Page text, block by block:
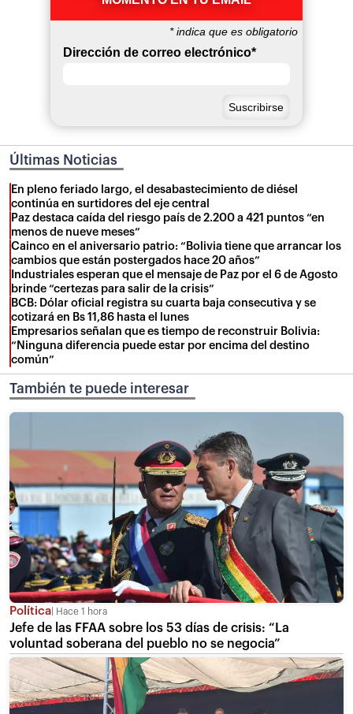
*indica que es obligatorio
Dirección de correo electrónico*
Últimas Noticias
En pleno feriado largo, el desabastecimiento de diésel
continúa en surtidores del eje central
Paz destaca caída del riesgo país de 2.200 a 421 puntos “en
menos de nueve meses”
Cainco en el aniversario patrio: “Bolivia tiene que arrancar los
cambios que están postergados hace 20 años”
Industriales esperan que el mensaje de Paz por el 6 de Agosto
brinde “certezas para salir de la crisis”
BCB: Dólar oficial registra su cuarta baja consecutiva y se
cotizará en Bs 11,86 hasta el lunes
Empresarios señalan que es tiempo de reconstruir Bolivia:
“Ninguna diferencia puede estar por encima del destino
común”
También te puede interesar
Política Hace 1 hora
Jefe de las FFAA sobre los 53 días de crisis: “La
voluntad soberana del pueblo no se negocia”